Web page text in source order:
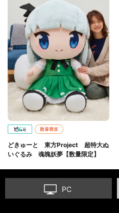
どきゅーと 東方Project 超特大ぬ
いぐるみ 魂魄妖夢【数量限定】
PC